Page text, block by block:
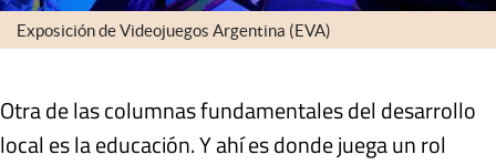
Exposición de Videojuegos Argentina (EVA)
Otra de las columnas fundamentales del desarrollo
local es la educación. Y ahí es donde juega un rol